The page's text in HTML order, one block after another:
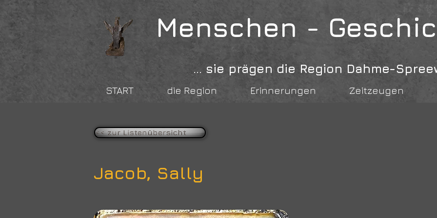
Menschen -
... sie prägen die Region Dahme-
START die Region Erinnerungen Zeitzeugen
<< zur Listenübersicht
Jacob, Sally